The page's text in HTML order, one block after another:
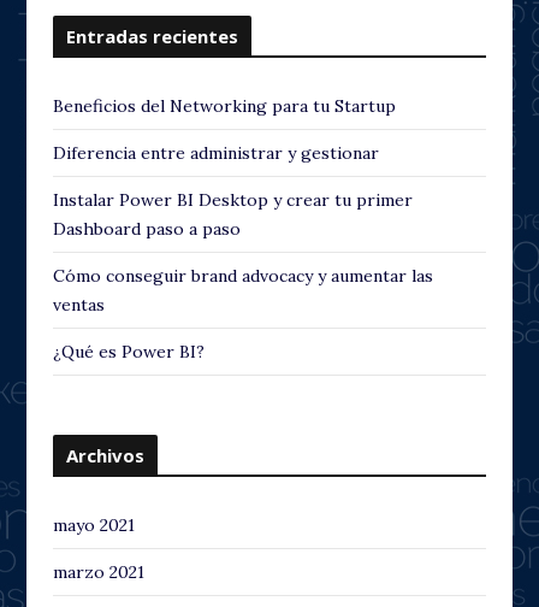
Entradas recientes
Beneficios del Networking para tu Startup
Diferencia entre administrar y gestionar
Instalar Power BI Desktop y crear tu primer
Dashboard paso a paso
Cómo conseguir brand advocacy y aumentar las
ventas
¿Qué es Power BI?
Archivos
mayo 2021
marzo 2021